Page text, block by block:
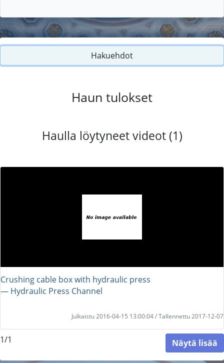
Hakuehdot
Haun tulokset
Haulla löytyneet videot (1)
Crushing cable box with hydraulic press
― Hydraulic Press Channel
Julkaistu 2016-04-15 13:00:04 / Tallennettu 2017-12-07
1/1 Näytä lisää